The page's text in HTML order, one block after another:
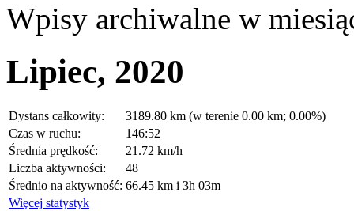
Wpisy archiwalne w
Lipiec, 2020
Dystans całkowity:
3189.80 km (w terenie 0.00 km; 0.00%)
Czas w ruchu:
146:52
Średnia prędkość:
21.72 km/h
Liczba aktywności:
48
Średnio na aktywność: 66.45 km i 3h 03m
Więcej statystyk